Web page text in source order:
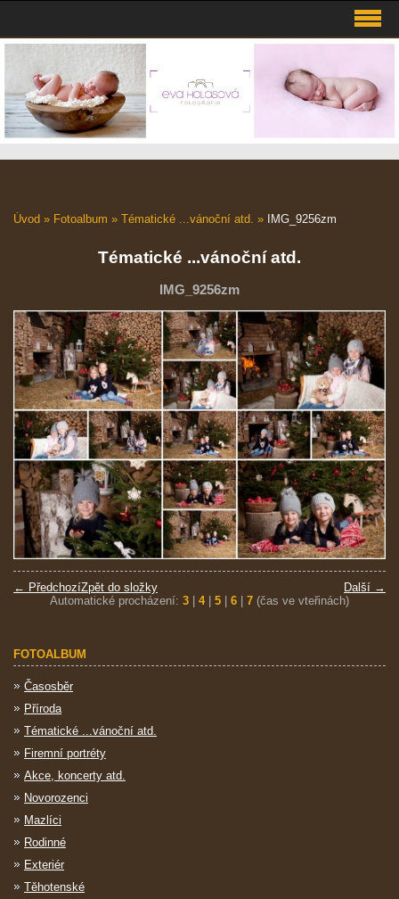
Úvod » Fotoalbum » Tématické ...vánoční atd. » IMG_9256zm
Tématické ...vánoční atd.
IMG_9256zm
← Předchozí Další →
Zpět do složky
Automatické procházení: 3 4| 5 6 7 (čas ve vteřinách)
FOTOALBUM
Časosběr
Příroda
Tématické ...vánoční atd.
Firemní portréty
Akce, koncerty atd.
Novorozenci
Mazlíci
Rodinné
Exteriér
Těhotenské